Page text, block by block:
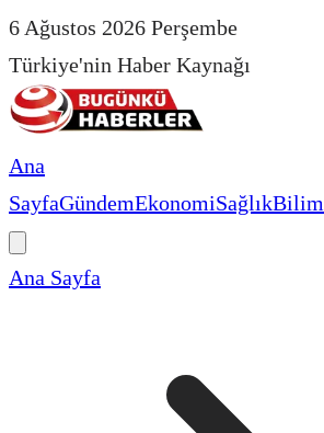
6 Ağustos 2026 Perşembe
Türkiye'nin Haber Kaynağı
Ana
SayfaGündemEkonomiSağlıkBilim
Ana Sayfa